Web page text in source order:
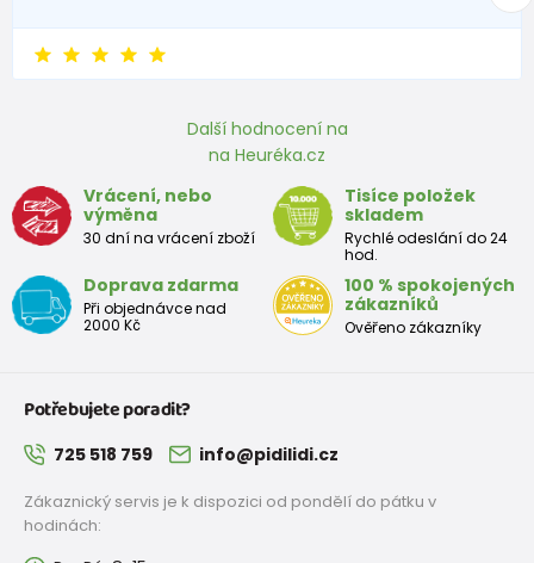
Další hodnocení na
na Heuréka.cz
Vrácení, nebo
výměna
30 dní na vrácení zboží
Tisíce položek
skladem
Rychlé odeslání do 24
hod.
Doprava zdarma
Při objednávce nad
2000 Kč
100 % spokojených
zákazníků
Ověřeno zákazníky
Potřebujete poradit?
725 518 759 info@pidilidi.cz
Zákaznický servis je k dispozici od pondělí do pátku v
hodinách: